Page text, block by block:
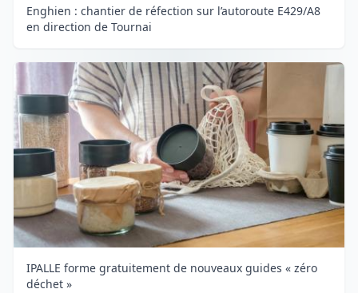
Enghien : chantier de réfection sur l’autoroute E429/A8
en direction de Tournai
IPALLE forme gratuitement de nouveaux guides « zéro
déchet »